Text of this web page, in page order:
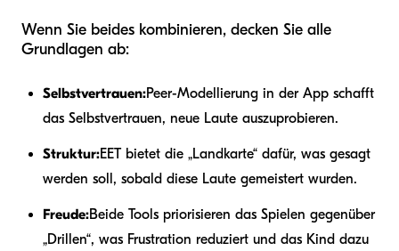
Wenn Sie beides kombinieren, decken Sie alle
Grundlagen ab:
Selbstvertrauen:Peer-Modellierung in der App schafft
das Selbstvertrauen, neue Laute auszuprobieren.
Struktur:EET bietet die „Landkarte“ dafür, was gesagt
werden soll, sobald diese Laute gemeistert wurden.
Freude:Beide Tools priorisieren das Spielen gegenüber
„Drillen“, was Frustration reduziert und das Kind dazu